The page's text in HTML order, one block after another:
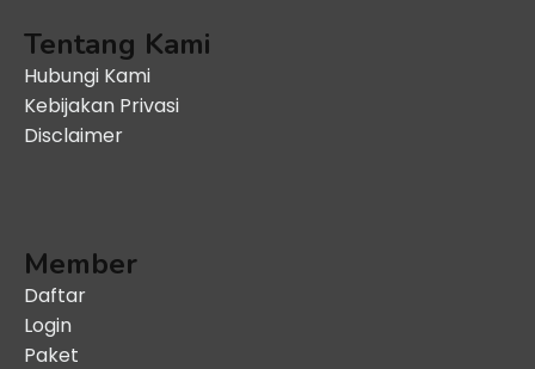
Tentang Kami
Hubungi Kami
Kebijakan Privasi
Disclaimer
Member
Daftar
Login
Paket